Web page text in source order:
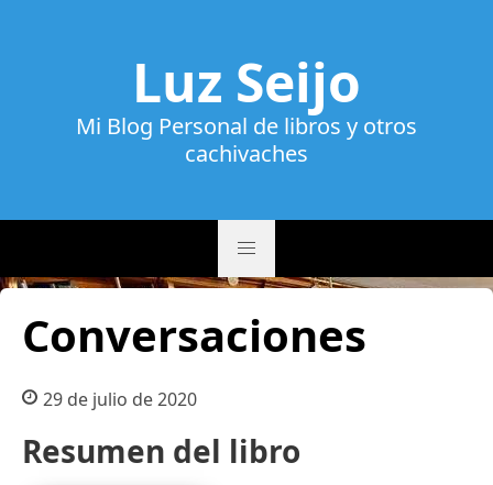
Luz Seijo
Mi Blog Personal de libros y otros
cachivaches
Conversaciones
29 de julio de 2020
Resumen del libro